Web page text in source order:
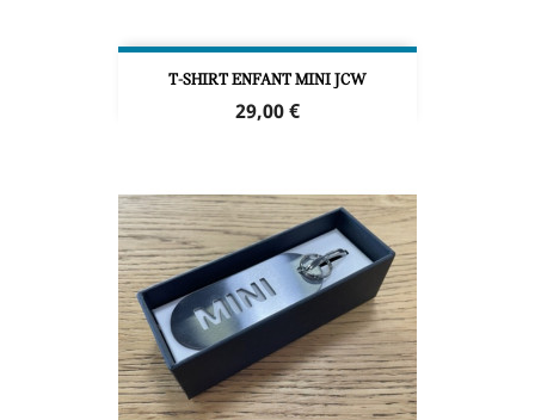
T-SHIRT ENFANT MINI JCW
Prix
29,00 €